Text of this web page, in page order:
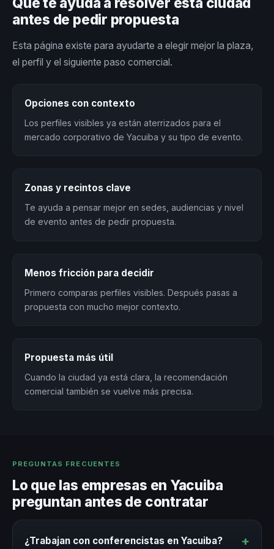
antes de pedir propuesta
Esta página existe para ayudarte a elegir mejor la plaza,
el perfil y el siguiente paso comercial.
Opciones con contexto
Los perfiles visibles ya están aterrizados para el
mercado corporativo de Yacuiba y su tipo de evento.
Zonas y recintos clave
Te ayuda a pensar mejor en sedes, audiencias y nivel
de evento antes de pedir propuesta.
Menos fricción para decidir
Primero comparas perfiles visibles. Después pasas a
propuesta con mucho mejor contexto.
Propuesta más útil
Cuando la ciudad ya está clara, la recomendación
comercial también se vuelve más precisa.
PREGUNTAS FRECUENTES
Lo que las empresas en Yacuiba
preguntan antes de contratar
¿Trabajan con conferencistas en Yacuiba? +